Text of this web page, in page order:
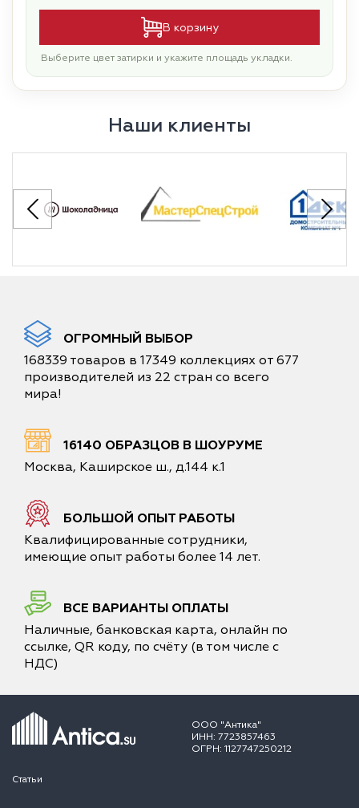
В корзину
Выберите цвет затирки и укажите площадь укладки.
Наши клиенты
ОГРОМНЫЙ ВЫБОР
168339 товаров в 17349 коллекциях от 677
производителей из 22 стран со всего
мира!
16140 ОБРАЗЦОВ В ШОУРУМЕ
Москва, Каширское ш., д.144 к.1
БОЛЬШОЙ ОПЫТ РАБОТЫ
Квалифицированные сотрудники,
имеющие опыт работы более 14 лет.
ВСЕ ВАРИАНТЫ ОПЛАТЫ
Наличные, банковская карта, онлайн по
ссылке, QR коду, по счёту (в том числе с
НДС)
ООО "Антика"
ИНН: 7723857463
ОГРН: 1127747250212
Статьи